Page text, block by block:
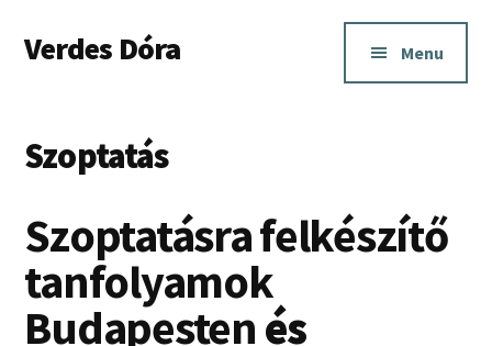
main
elsődleges
footer
menu
Verdes Dóra
kapcsolati
és
tanácsadás
Budapesten
és
Pest
Menu
Szoptatás
Szoptatásra felkészítő
tanfolyamok
Budapestenés